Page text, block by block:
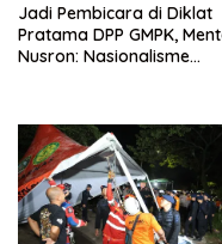
Jadi Pembicara di Diklat
Pratama DPP GMPK,
Nusron: Nasionalisme